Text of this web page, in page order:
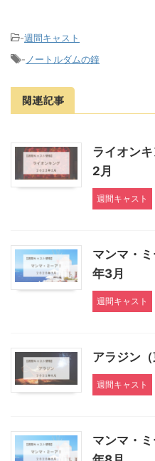
-週間キャスト
- ノートルダムの鐘
関連記事
ライオン
2月
週間キャスト
マンマ・
年3月
週間キャスト
アラジン
週間キャスト
マンマ・